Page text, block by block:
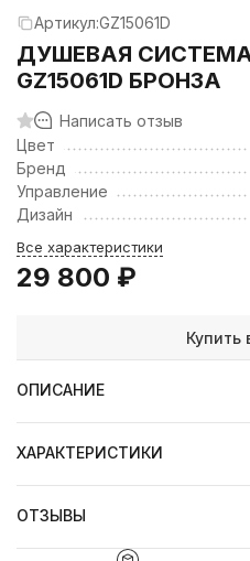
Артикул:GZ15061D
ДУШЕВАЯ СИСТЕМА
GZ15061D БРОНЗА
Написать отзыв
Цвет
Бренд
Управление
Дизайн
Все характеристики
29 800 ₽
Купить
ОПИСАНИЕ
ХАРАКТЕРИСТИКИ
ОТЗЫВЫ